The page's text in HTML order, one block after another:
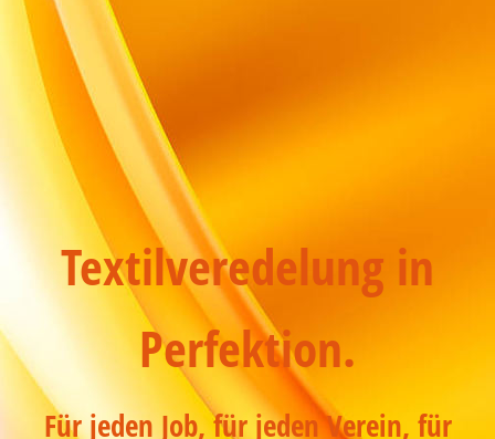
Textilveredelung in
Perfektion.
Für jeden Job, für jeden Verein, für